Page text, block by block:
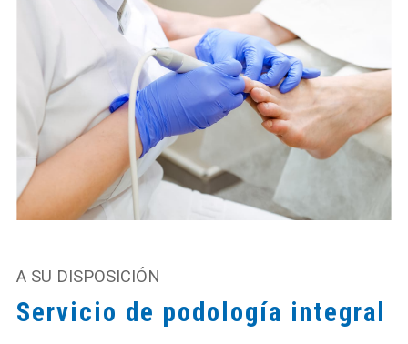
A SU DISPOSICIÓN
Servicio de podología integral